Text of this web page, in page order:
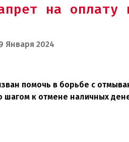
на оплату
Января 2024
помочь в борьбе с
шагом к отмене наличных